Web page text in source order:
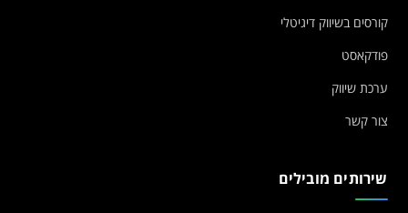
קורסים בשיווק דיגיטלי
פודקאסט
ערכת שיווק
צור קשר
שירותים מובילים